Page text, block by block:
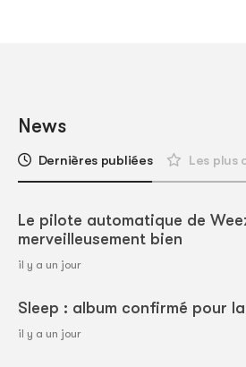
News
Dernières publiées Les plus
Le pilote automatique de
merveilleusement bien
il y a un jour
Sleep : album confirmé pour
il y a un jour